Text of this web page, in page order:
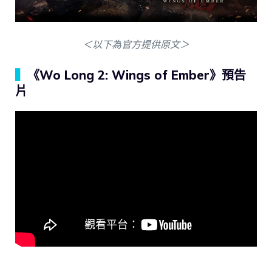
＜以下為官方提供原文＞
《Wo Long 2: Wings of Ember》預告
片